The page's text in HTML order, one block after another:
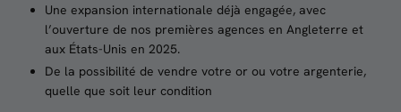
Une expansion internationale déjà engagée, avec
l’ouverture de nos premières agences en Angleterre et
aux États-Unis en 2025.
De la possibilité de vendre votre or ou votre argenterie,
quelle que soit leur condition